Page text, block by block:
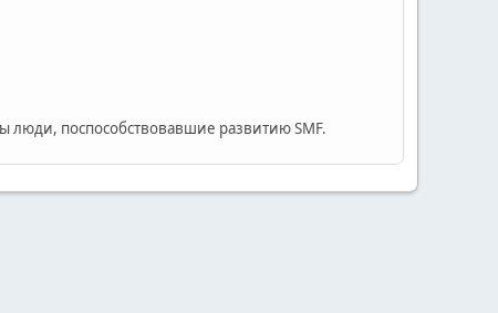
люди, поспособствовавшие развитию SMF.